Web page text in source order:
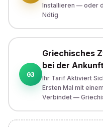
Installieren — oder
Nötig
03
Griechisches
bei der Ankunft
Ihr Tarif Aktiviert
Ersten Mal mit
Verbindet —